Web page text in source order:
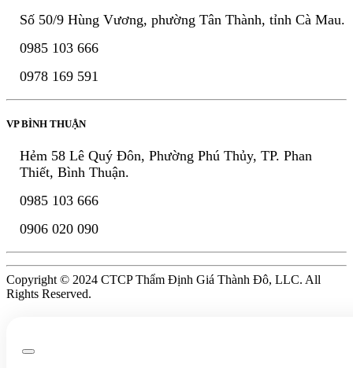
Số 50/9 Hùng Vương, phường Tân Thành, tỉnh Cà Mau.
0985 103 666
0978 169 591
VP BÌNH THUẬN
Hẻm 58 Lê Quý Đôn, Phường Phú Thủy, TP. Phan
Thiết, Bình Thuận.
0985 103 666
0906 020 090
Copyright © 2024 CTCP Thẩm Định Giá Thành Đô, LLC. All
Rights Reserved.